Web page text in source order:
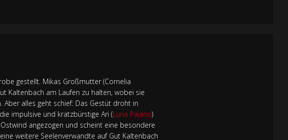
gestellt. Mikas Großmutter (Cornelia
Kaltenbach am Laufen zu halten, wobei sie
alles geht schief: Das Gestüt droht in
impulsive und kratzbürstige Ari (Luna Paiano)
angezogen und scheint eine besondere
weitere Seelenverwandte auf Gut Kaltenbach